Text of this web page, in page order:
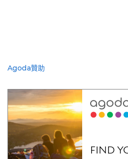
Agoda贊助